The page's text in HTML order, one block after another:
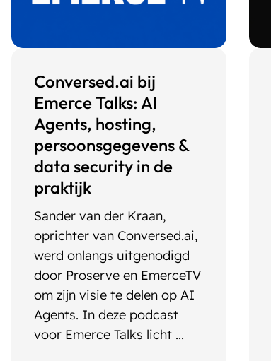
Conversed.ai bij
Emerce Talks: AI
Agents, hosting,
persoonsgegevens &
data security in de
praktijk
Sander van der Kraan,
oprichter van Conversed.ai,
werd onlangs uitgenodigd
door Proserve en EmerceTV
om zijn visie te delen op AI
Agents. In deze podcast
voor Emerce Talks licht ...